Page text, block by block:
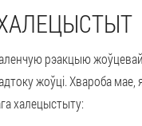
рэакцыю жоўцевай
жоўці. Хвароба мае,
халецыстыту: